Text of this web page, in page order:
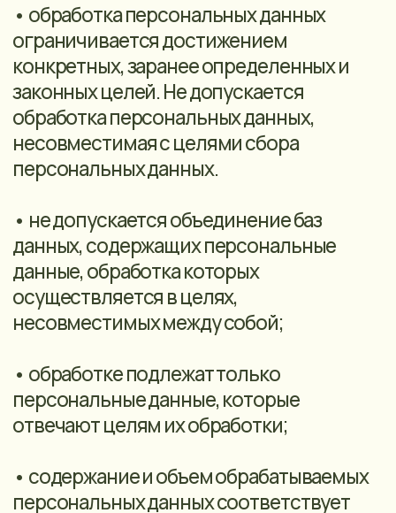
выгодоприобретателем или
поручителем.
3.3. Порядок обработки персональных
данных:
• оператор осуществляет
автоматизированную обработку
персональных данных пользователей
сайта;
• к обработке персональных данных
допускаются лица, ознакомленные с
положениями законодательства
Российской Федерации о персональных
данных, в том числе требованиями к
защите персональных данных,
документами, определяющими
политику оператора в отношении
• не допускается раскрытие третьим
лицам и распространение
персональных данных без согласия
иное не предусмотрено федеральным
законом;